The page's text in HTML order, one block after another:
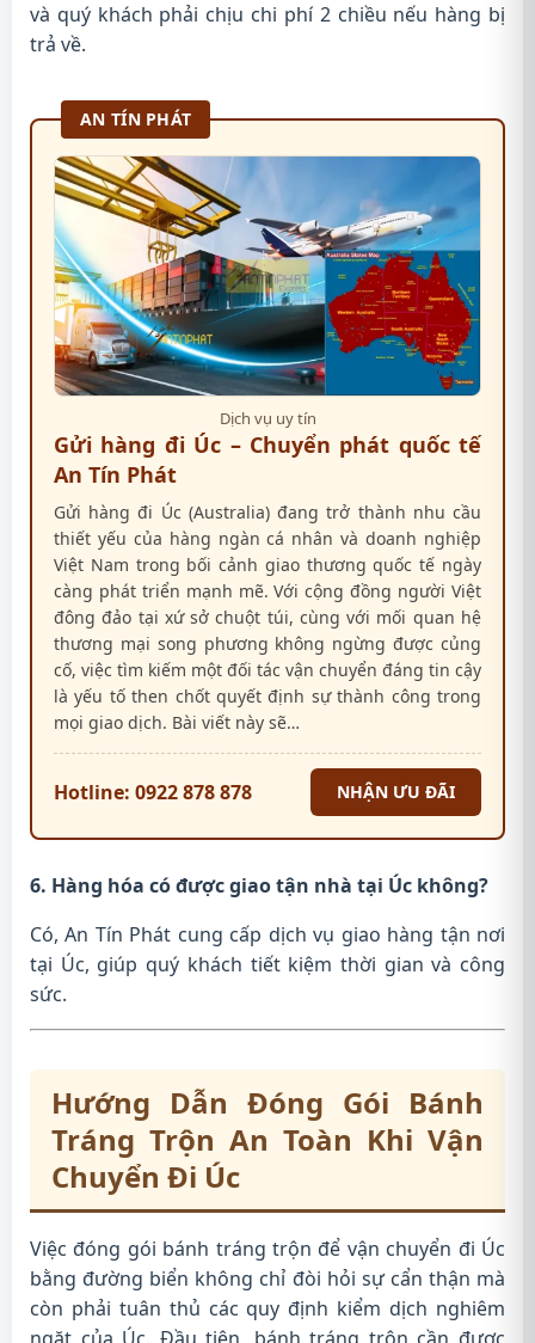
và quý khách phải chịu chi phí 2 chiều nếu hàng bị
trả về.
AN TÍN PHÁT
Dịch vụ uy tín
Gửi hàng đi Úc – Chuyển phát quốc tế
An Tín Phát
Gửi hàng đi Úc (Australia) đang trở thành nhu cầu
thiết yếu của hàng ngàn cá nhân và doanh nghiệp
Việt Nam trong bối cảnh giao thương quốc tế ngày
càng phát triển mạnh mẽ. Với cộng đồng người Việt
đông đảo tại xứ sở chuột túi, cùng với mối quan hệ
thương mại song phương không ngừng được củng
cố, việc tìm kiếm một đối tác vận chuyển đáng tin cậy
là yếu tố then chốt quyết định sự thành công trong
mọi giao dịch. Bài viết này sẽ…
Hotline: 0922 878 878 NHẬN ƯU ĐÃI
6. Hàng hóa có được giao tận nhà tại Úc không?
Có, An Tín Phát cung cấp dịch vụ giao hàng tận nơi
tại Úc, giúp quý khách tiết kiệm thời gian và công
sức.
Hướng Dẫn Đóng Gói Bánh
Tráng Trộn An Toàn Khi Vận
Chuyển Đi Úc
Việc đóng gói bánh tráng trộn để vận chuyển đi Úc
bằng đường biển không chỉ đòi hỏi sự cẩn thận mà
còn phải tuân thủ các quy định kiểm dịch nghiêm